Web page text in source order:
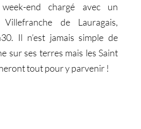
end chargé avec un
de Lauragais,
Il n’est jamais simple de
sur ses terres mais les Saint
tout pour y parvenir !